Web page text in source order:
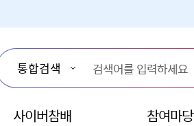
사이버참배 참여마당